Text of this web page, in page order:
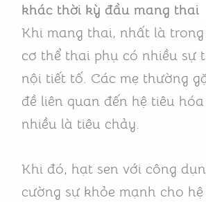
khác thời kỳ đầu mang thai
Khi mang thai, nhất là
cơ thể thai phụ có nhiều sự
nội tiết tố. Các mẹ thường
đề liên quan đến hệ tiêu
nhiều là tiêu chảy.
Khi đó, hạt sen với công
cường sự khỏe mạnh cho